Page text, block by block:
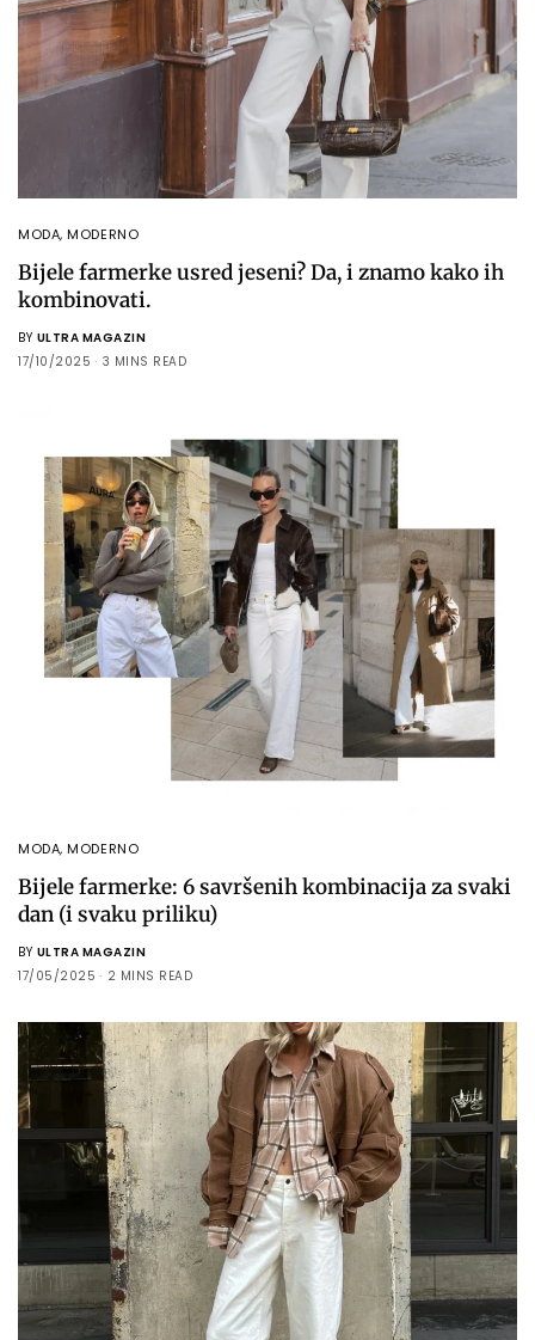
MODA,MODERNO
Bijele farmerke usred jeseni? Da, i znamo kako ih
kombinovati.
BY ULTRA MAGAZIN
17/10/2025
3 MINS READ
MODA,MODERNO
Bijele farmerke: 6 savršenih kombinacija za svaki
dan (i svaku priliku)
BY ULTRA MAGAZIN
17/05/2025
2 MINS READ